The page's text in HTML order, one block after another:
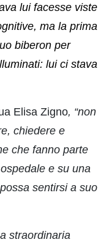
lui facesse viste
ma la prima
biberon per
lui ci stava
Elisa Zigno, “non
chiedere e
che fanno parte
e su una
sentirsi a suo
straordinaria